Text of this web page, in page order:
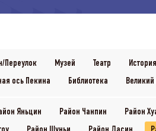
Переулок Музей Театр История
ось Пекина Библиотека
Яньцин Район Чанпин Район